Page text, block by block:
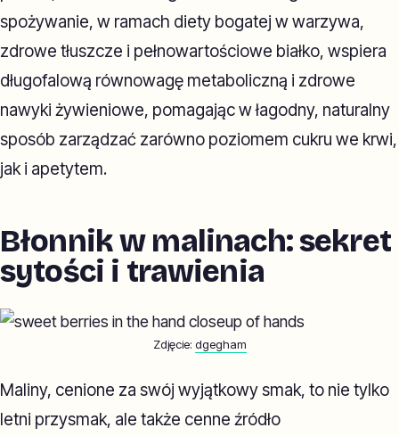
spożywanie, w ramach diety bogatej w warzywa,
zdrowe tłuszcze i pełnowartościowe białko, wspiera
długofalową równowagę metaboliczną i zdrowe
nawyki żywieniowe, pomagając w łagodny, naturalny
sposób zarządzać zarówno poziomem cukru we krwi,
jak i apetytem.
Błonnik w malinach: sekret
sytości i trawienia
Zdjęcie: dgegham
Maliny, cenione za swój wyjątkowy smak, to nie tylko
letni przysmak, ale także cenne źródło